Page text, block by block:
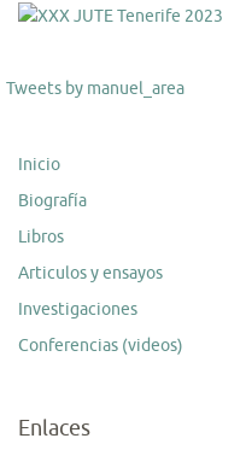
Tweets by manuel_area
Inicio
Biografía
Libros
Articulos y ensayos
Investigaciones
Conferencias (videos)
Enlaces